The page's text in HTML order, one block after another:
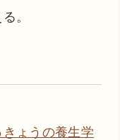
。
ょうの養生学